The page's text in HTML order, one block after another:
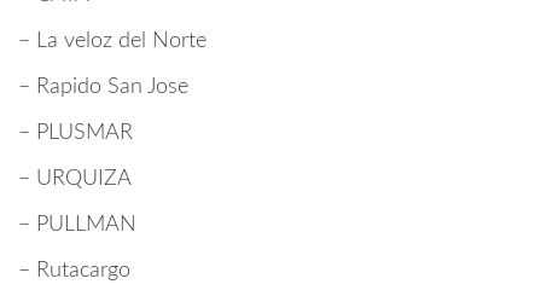
– La veloz del Norte
– Rapido San Jose
– PLUSMAR
– URQUIZA
– PULLMAN
– Rutacargo